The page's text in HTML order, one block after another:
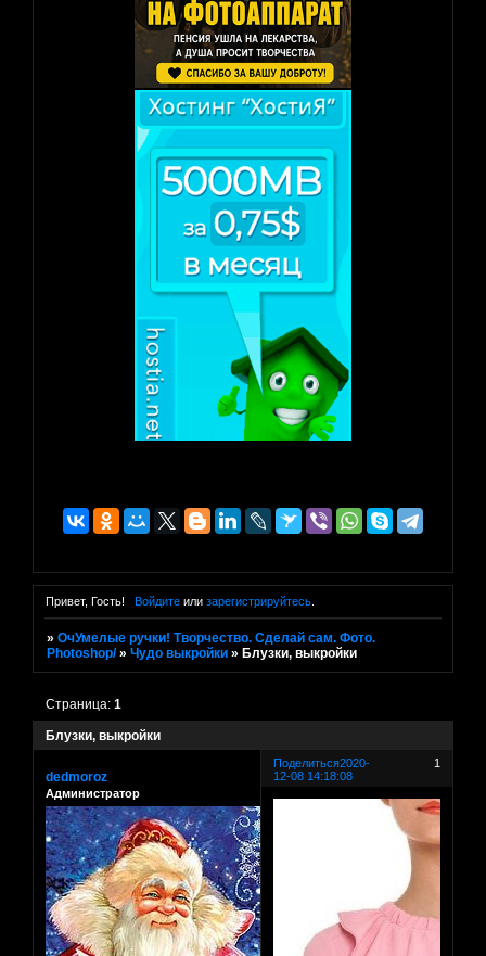
Привет, Гость! Войдитеили зарегистрируйтесь.
»ОчУмелые ручки! Творчество. Сделай сам. Фото.
Photoshop/ »Чудо выкройки » Блузки, выкройки
Блузки, выкройки
Страница:1
Поделиться 1
2020-
12-08 14:18:08
dedmoroz
Администратор